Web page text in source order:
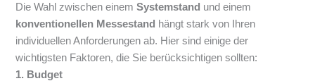
Die Wahl zwischen einemSystemstand und einem
konventionellen Messestand hängt stark von Ihren
individuellen Anforderungen ab. Hier sind einige der
wichtigsten Faktoren, die Sie berücksichtigen sollten:
1. Budget